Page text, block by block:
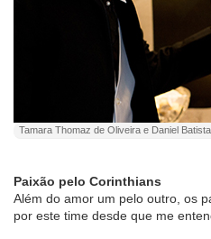
Tamara Thomaz de Oliveira e Daniel
Paixão pelo Corinthians
Além do amor um pelo outro, os
por este time desde que me